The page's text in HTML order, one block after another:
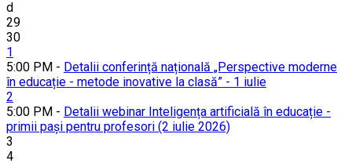
d
29
30
1
5:00 PM - Detalii conferință națională „Perspective moderne
în educație - metode inovative la clasă” - 1 iulie
2
5:00 PM - Detalii webinar Inteligența artificială în educație -
primii pași pentru profesori (2 iulie 2026)
3
4